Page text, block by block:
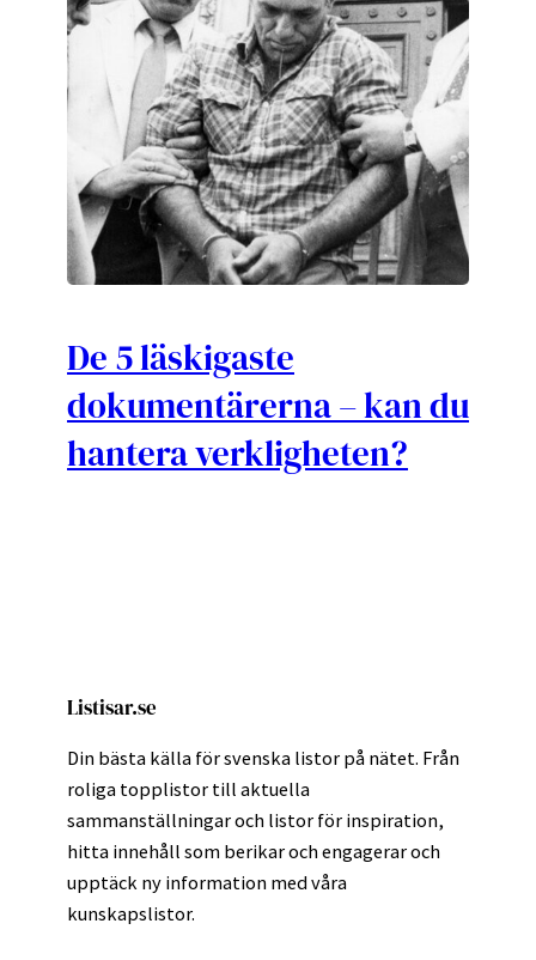
De 5 läskigaste
dokumentärerna – kan du
hantera verkligheten?
Listisar.se
Din bästa källa för svenska listor på nätet. Från
roliga topplistor till aktuella
sammanställningar och listor för inspiration,
hitta innehåll som berikar och engagerar och
upptäck ny information med våra
kunskapslistor.